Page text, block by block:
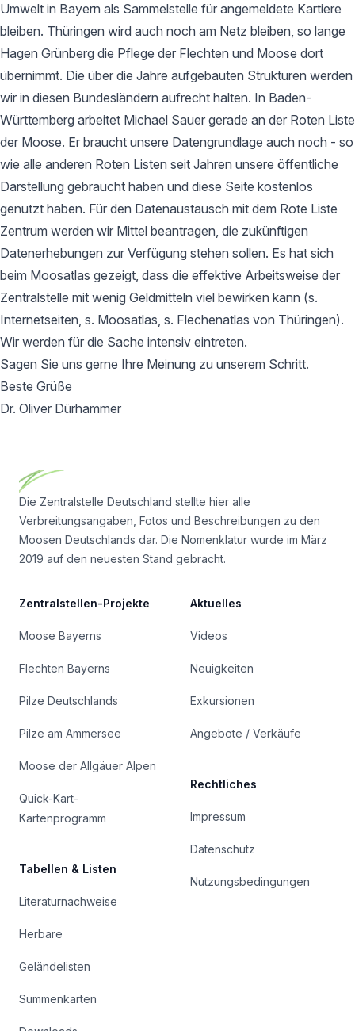
Umwelt in Bayern als Sammelstelle für angemeldete Kartiere
bleiben. Thüringen wird auch noch am Netz bleiben, so lange
Hagen Grünberg die Pflege der Flechten und Moose dort
übernimmt. Die über die Jahre aufgebauten Strukturen werden
wir in diesen Bundesländern aufrecht halten. In Baden-
Württemberg arbeitet Michael Sauer gerade an der Roten Liste
der Moose. Er braucht unsere Datengrundlage auch noch - so
wie alle anderen Roten Listen seit Jahren unsere öffentliche
Darstellung gebraucht haben und diese Seite kostenlos
genutzt haben. Für den Datenaustausch mit dem Rote Liste
Zentrum werden wir Mittel beantragen, die zukünftigen
Datenerhebungen zur Verfügung stehen sollen. Es hat sich
beim Moosatlas gezeigt, dass die effektive Arbeitsweise der
Zentralstelle mit wenig Geldmitteln viel bewirken kann (s.
Internetseiten, s. Moosatlas, s. Flechenatlas von Thüringen).
Wir werden für die Sache intensiv eintreten.
Sagen Sie uns gerne Ihre Meinung zu unserem Schritt.
Beste Grüße
Dr. Oliver Dürhammer
Die Zentralstelle Deutschland stellte hier alle
Verbreitungsangaben, Fotos und Beschreibungen zu den
Moosen Deutschlands dar. Die Nomenklatur wurde im März
2019 auf den neuesten Stand gebracht.
Zentralstellen-Projekte
Moose Bayerns
Flechten Bayerns
Pilze Deutschlands
Pilze am Ammersee
Moose der Allgäuer Alpen
Quick-Kart-
Kartenprogramm
Tabellen & Listen
Literaturnachweise
Herbare
Geländelisten
Summenkarten
Aktuelles
Videos
Neuigkeiten
Exkursionen
Angebote / Verkäufe
Rechtliches
Impressum
Datenschutz
Nutzungsbedingungen